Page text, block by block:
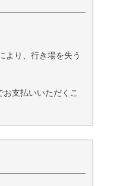
より、行き場を失う
支払いいただくこ